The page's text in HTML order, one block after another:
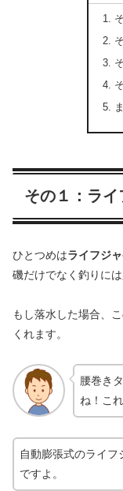
その１：ライ
ひとつめはライフジ
磯だけでなく釣りに
もし落水した場合、
くれます。
腰巻き
ね！こ
自動膨張式のライ
ですよ。